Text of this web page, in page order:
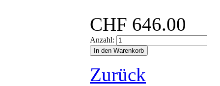
CHF 646.00
Anzahl:
Zurück